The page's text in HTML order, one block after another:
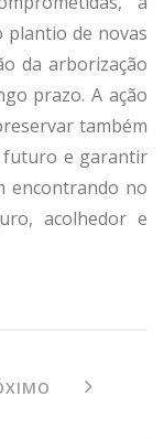
plantio de novas
da arborização
prazo. A ação
também
futuro e garantir
encontrando no
acolhedor e